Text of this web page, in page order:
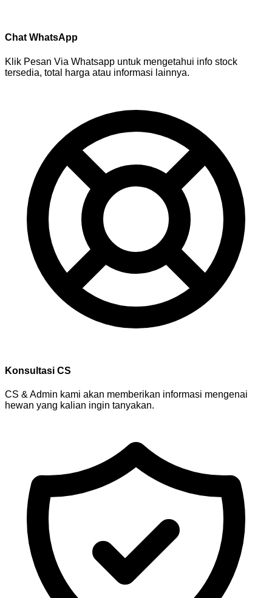
Chat WhatsApp
Klik Pesan Via Whatsapp untuk mengetahui info stock
tersedia, total harga atau informasi lainnya.
Konsultasi CS
CS & Admin kami akan memberikan informasi mengenai
hewan yang kalian ingin tanyakan.